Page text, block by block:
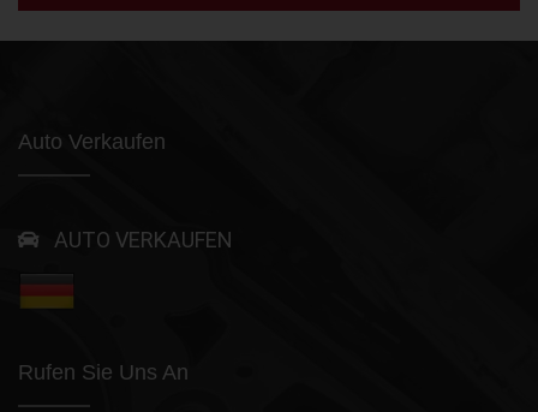
Auto Verkaufen
AUTO VERKAUFEN
Rufen Sie Uns An